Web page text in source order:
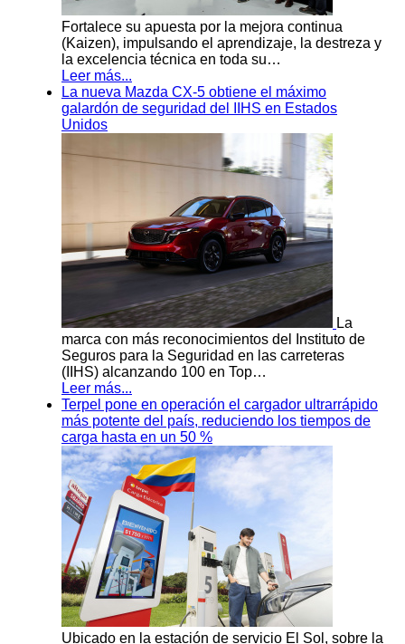
Fortalece su apuesta por la mejora continua
(Kaizen), impulsando el aprendizaje, la destreza y
la excelencia técnica en toda su…
Leer más...
La nueva Mazda CX-5 obtiene el máximo
galardón de seguridad del IIHS en Estados
Unidos
La
marca con más reconocimientos del Instituto de
Seguros para la Seguridad en las carreteras
(IIHS) alcanzando 100 en Top…
Leer más...
Terpel pone en operación el cargador ultrarrápido
más potente del país, reduciendo los tiempos de
carga hasta en un 50 %
Ubicado en la estación de servicio El Sol, sobre la